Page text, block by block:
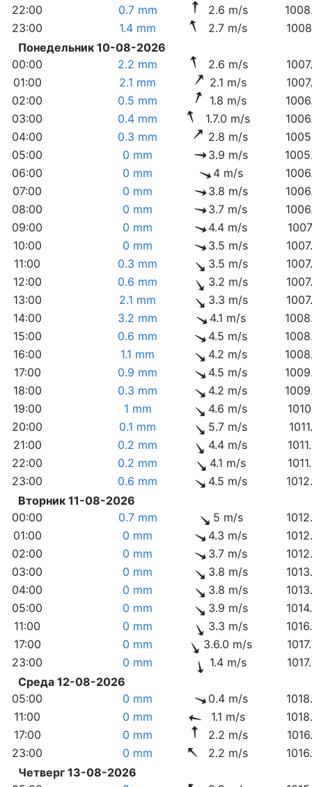
22:00
0.7 mm 2.6 m/s
23:00
1.4 mm 2.7 m/s
Понедельник 10-08-2026
00:00
2.2 mm 2.6 m/s
01:00
2.1 mm 2.1 m/s
02:00
0.5 mm 1.8 m/s
03:00
0.4 mm 1.7.0 m/s
04:00
0.3 mm 2.8 m/s
05:00
0 mm 3.9 m/s
06:00
0 mm 4 m/s
07:00
0 mm 3.8 m/s
08:00
0 mm 3.7 m/s
09:00
0 mm 4.4 m/s
10:00
0 mm 3.5 m/s
11:00
0.3 mm 3.5 m/s
12:00
0.6 mm 3.2 m/s
13:00
2.1 mm 3.3 m/s
14:00
3.2 mm 4.1 m/s
15:00
0.6 mm 4.5 m/s
16:00
1.1 mm 4.2 m/s
17:00
0.9 mm 4.5 m/s
18:00
0.3 mm 4.2 m/s
19:00
1 mm 4.6 m/s
20:00
0.1 mm 5.7 m/s
21:00
0.2 mm 4.4 m/s
22:00
0.2 mm 4.1 m/s
23:00
0.6 mm 4.5 m/s
Вторник 11-08-2026
00:00
0.7 mm 5 m/s
01:00
0 mm 4.3 m/s
02:00
0 mm 3.7 m/s
03:00
0 mm 3.8 m/s
04:00
0 mm 3.8 m/s
05:00
0 mm 3.9 m/s
11:00
0 mm 3.3 m/s
17:00
0 mm 3.6.0 m/s
23:00
0 mm 1.4 m/s
Среда 12-08-2026
05:00
0 mm 0.4 m/s
11:00
0 mm 1.1 m/s
17:00
0 mm 2.2 m/s
23:00
0 mm 2.2 m/s
Четверг 13-08-2026